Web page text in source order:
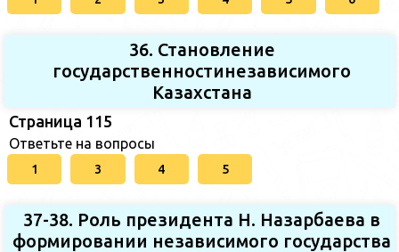
36. Становление
государственностинезависимого
Казахстана
Страница 115
Ответьте на вопросы
1 3 4 5
37-38. Роль президента Н. Назарбаева в
формировании независимого государства